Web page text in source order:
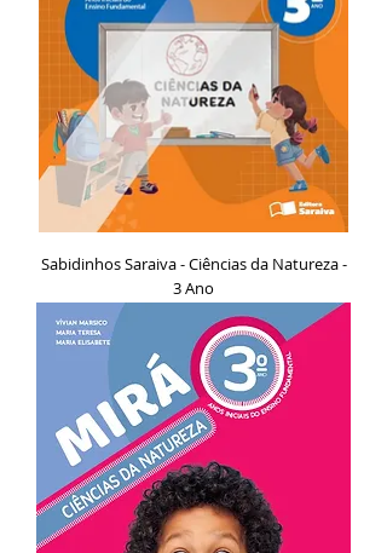
Sabidinhos Saraiva - Ciências da Natureza -
3 Ano